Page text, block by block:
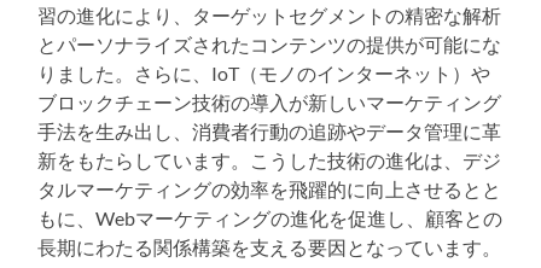
習の進化により、ターゲットセグメントの精密な解析
とパーソナライズされたコンテンツの提供が可能にな
りました。さらに、IoT（モノのインターネット）や
ブロックチェーン技術の導入が新しいマーケティング
手法を生み出し、消費者行動の追跡やデータ管理に革
新をもたらしています。こうした技術の進化は、デジ
タルマーケティングの効率を飛躍的に向上させるとと
もに、Webマーケティングの進化を促進し、顧客との
長期にわたる関係構築を支える要因となっています。